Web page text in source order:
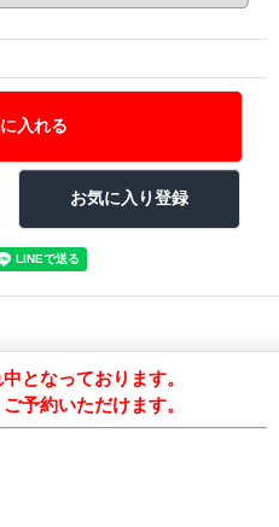
となっております。
予約いただけます。